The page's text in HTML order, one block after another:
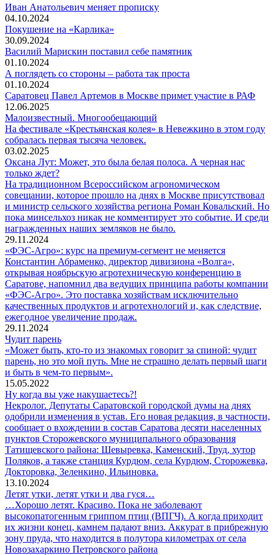
Иван Анатольевич меняет прописку
04.10.2024
Покушение на «Карлика»
30.09.2024
Василий Марискин поставил себе памятник
01.10.2024
А поглядеть со стороны – работа так проста
01.10.2024
Саратовец Павел Артемов в Москве примет участие в РАФ
12.06.2025
Малоизвестный. Многообещающий
На фестивале «Крестьянская колея» в Невежкино в этом году
собралась первая тысяча человек.
03.02.2025
Оксана Лут: Может, это была белая полоса. А черная нас
только ждет?
На традиционном Всероссийском агрономическом
совещании, которое прошло на днях в Москве присутствовал
и министр сельского хозяйства региона Роман Ковальский. Но
пока минсельхоз никак не комментирует это событие. И среди
награжденных наших земляков не было.
29.11.2024
«ФЭС-Агро»: курс на премиум-сегмент не меняется
Константин Абраменко, директор дивизиона «Волга»,
открывая ноябрьскую агротехническую конференцию в
Саратове, напомнил два ведущих принципа работы компании
«ФЭС-Агро». Это поставка хозяйствам исключительно
качественных продуктов и агротехнологий и, как следствие,
ежегодное увеличение продаж.
29.11.2024
Чудит парень
«Может быть, кто-то из знакомых говорит за спиной: чудит
парень, но это мой путь. Мне не страшно делать первый шаги
и быть в чем-то первым».
15.05.2022
Ну когда вы уже накушаетесь?!
Некролог. Депутаты Саратовской городской думы на днях
одобрили изменения в устав. Его новая редакция, в частности,
сообщает о вхождении в состав Саратова десяти населенных
пунктов Сторожевского муниципального образования
Татищевского района: Шевыревка, Каменский, Труд, хутор
Поляков, а также станция Курдюм, села Курдюм, Сторожевка,
Докторовка, Зеленкино, Ильиновка.
13.10.2024
Летят утки, летят утки и два гуся…
…Хорошо летят. Красиво. Пока не заболевают
высокопатогенным гриппом птиц (ВПГЧ). А когда приходит
их жизни конец, камнем падают вниз. Аккурат в прибрежную
зону пруда, что находится в полутора километрах от села
Новозахаркино Петровского района